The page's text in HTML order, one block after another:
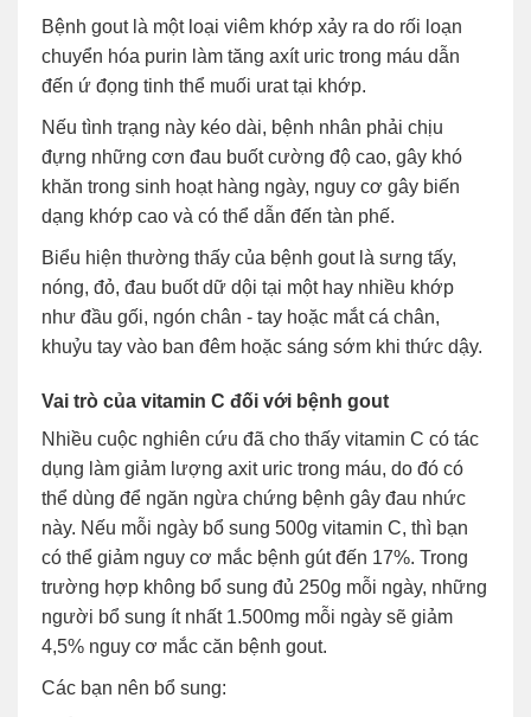
Bệnh gout là một loại viêm khớp xảy ra do rối loạn
chuyển hóa purin làm tăng axít uric trong máu dẫn
đến ứ đọng tinh thể muối urat tại khớp.
Nếu tình trạng này kéo dài, bệnh nhân phải chịu
đựng những cơn đau buốt cường độ cao, gây khó
khăn trong sinh hoạt hàng ngày, nguy cơ gây biến
dạng khớp cao và có thể dẫn đến tàn phế.
Biểu hiện thường thấy của bệnh gout là sưng tấy,
nóng, đỏ, đau buốt dữ dội tại một hay nhiều khớp
như đầu gối, ngón chân - tay hoặc mắt cá chân,
khuỷu tay vào ban đêm hoặc sáng sớm khi thức dậy.
Vai trò của vitamin C đối với bệnh gout
Nhiều cuộc nghiên cứu đã cho thấy vitamin C có tác
dụng làm giảm lượng axit uric trong máu, do đó có
thể dùng để ngăn ngừa chứng bệnh gây đau nhức
này. Nếu mỗi ngày bổ sung 500g vitamin C, thì bạn
có thể giảm nguy cơ mắc bệnh gút đến 17%. Trong
trường hợp không bổ sung đủ 250g mỗi ngày, những
người bổ sung ít nhất 1.500mg mỗi ngày sẽ giảm
4,5% nguy cơ mắc căn bệnh gout.
Các bạn nên bổ sung: